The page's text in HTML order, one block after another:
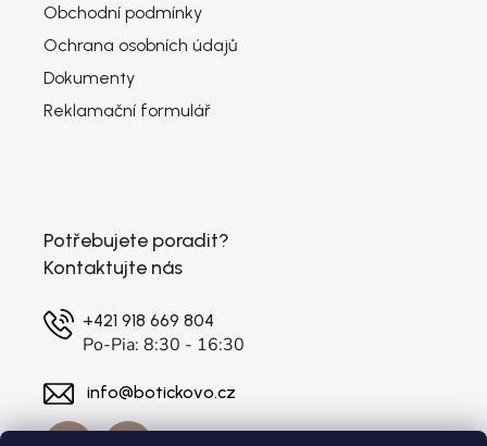
Obchodní podmínky
Ochrana osobních údajů
Dokumenty
Reklamační formulář
Potřebujete poradit?
Kontaktujte nás
+421 918 669 804
Po-Pia: 8:30 - 16:30
info@botickovo.cz